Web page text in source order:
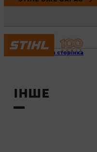
Головна сторінка
ІНШЕ